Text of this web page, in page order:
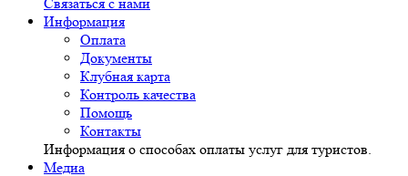
Информация
Оплата
Документы
Клубная карта
Контроль качества
Помощь
Контакты
Информация о способах оплаты услуг для туристов.
Медиа